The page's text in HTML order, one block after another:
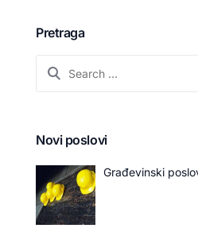
Pretraga
Novi poslovi
Građevinski